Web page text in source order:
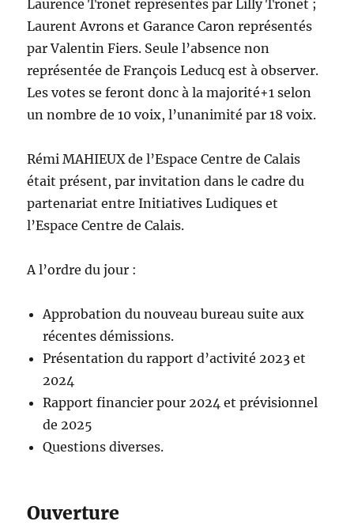
Laurence Tronet représentés par Lilly Tronet ;
Laurent Avrons et Garance Caron représentés
par Valentin Fiers. Seule l’absence non
représentée de François Leducq est à observer.
Les votes se feront donc à la majorité+1 selon
un nombre de 10 voix, l’unanimité par 18 voix.
Rémi MAHIEUX de l’Espace Centre de Calais
était présent, par invitation dans le cadre du
partenariat entre Initiatives Ludiques et
l’Espace Centre de Calais.
A l’ordre du jour :
Approbation du nouveau bureau suite aux
récentes démissions.
Présentation du rapport d’activité 2023 et
2024
Rapport financier pour 2024 et prévisionnel
de 2025
Questions diverses.
Ouverture